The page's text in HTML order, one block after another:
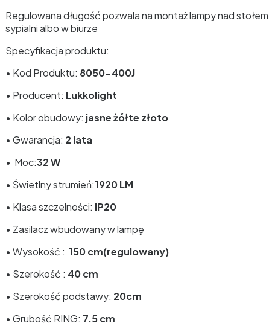
Regulowana długość pozwala na montaż lampy nad
sypialni albo w biurze
Specyfikacja produktu:
• Kod Produktu: 8050-400J
• Producent: Lukkolight
• Kolor obudowy: jasne żółte złoto
• Gwarancja: 2 lata
• Moc:32 W
• Świetlny strumień:1920 LM
• Klasa szczelności: IP20
• Zasilacz wbudowany w lampę
• Wysokość : 150 cm(regulowany)
• Szerokość : 40 cm
• Szerokość podstawy: 20cm
• Grubość RING: 7.5 cm